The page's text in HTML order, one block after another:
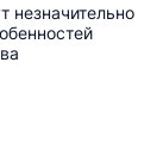
незначительно